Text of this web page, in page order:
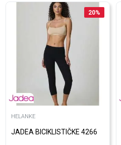
20%
HELANKE
JADEA BICIKLISTIČKE 4266